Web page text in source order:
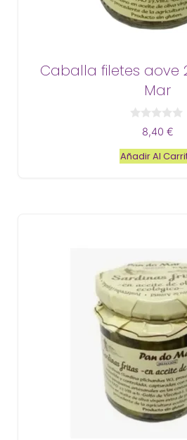
Caballa filetes aove
Mar
e
5
8,40 €
Añadir Al